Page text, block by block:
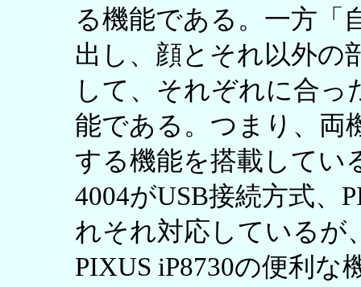
る機能である。一方「
出し、顔とそれ以外の
して、それぞれに合
能である。つまり、両
する機能を搭載してい
4004がUSB接続方式、
れそれ対応しているが
PIXUS iP8730の便利